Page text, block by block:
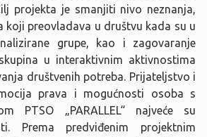
projekta je smanjiti nivo neznanja,
koji preovladava u društvu kada su u
grupe, kao i zagovaranje
u interaktivnim aktivnostima
društvenih potreba. Prijateljstvo i
prava i mogućnosti osoba s
PTSO „PARALLEL“ najveće su
Prema predviđenim projektnim